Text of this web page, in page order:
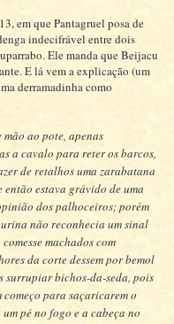
em que Pantagruel posa de
indecifrável entre dois
Ele manda que Beijacu
E lá vem a explicação (um
derramadinha como
ao pote, apenas
a cavalo para reter os barcos,
de retalhos uma zarabatana
estava grávido de uma
dos palhoceiros; porém
não reconhecia um sinal
machados com
da corte dessem por bemol
surrupiar bichos-da-seda, pois
para saçaricarem o
pé no fogo e a cabeça no